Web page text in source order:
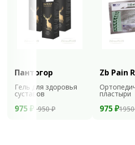
Пантогор
Гель для здоровья
суставов
975 ₽ 1950 ₽
Zb Pain
пластыри
975 ₽